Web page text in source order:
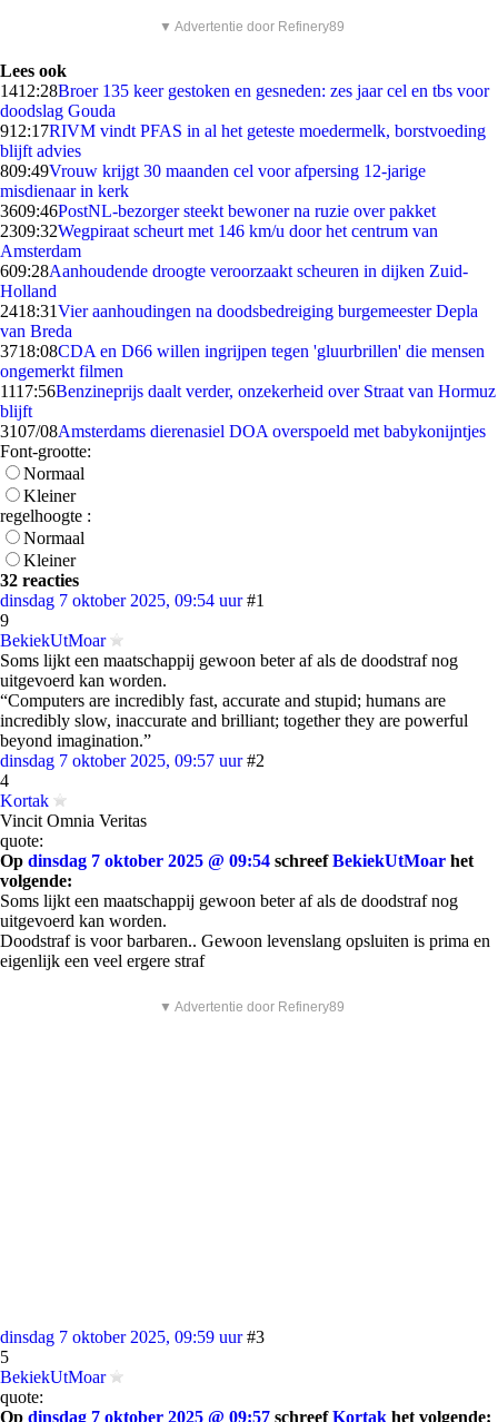
▼ Advertentie door Refinery89
Lees ook
1412:28Broer 135 keer gestoken en gesneden: zes jaar cel en tbs voor
doodslag Gouda
912:17RIVM vindt PFAS in al het geteste moedermelk, borstvoeding
blijft advies
809:49Vrouw krijgt 30 maanden cel voor afpersing 12-jarige
misdienaar in kerk
3609:46PostNL-bezorger steekt bewoner na ruzie over pakket
2309:32Wegpiraat scheurt met 146 km/u door het centrum van
Amsterdam
609:28Aanhoudende droogte veroorzaakt scheuren in dijken Zuid-
Holland
2418:31Vier aanhoudingen na doodsbedreiging burgemeester Depla
van Breda
3718:08CDA en D66 willen ingrijpen tegen 'gluurbrillen' die mensen
ongemerkt filmen
1117:56Benzineprijs daalt verder, onzekerheid over Straat van Hormuz
blijft
3107/08Amsterdams dierenasiel DOA overspoeld met babykonijntjes
Font-grootte:
Normaal
Kleiner
regelhoogte :
Normaal
Kleiner
32 reacties
dinsdag 7 oktober 2025, 09:54 uur #1
9
BekiekUtMoar
Soms lijkt een maatschappij gewoon beter af als de doodstraf nog
uitgevoerd kan worden.
“Computers are incredibly fast, accurate and stupid; humans are
incredibly slow, inaccurate and brilliant; together they are powerful
beyond imagination.”
dinsdag 7 oktober 2025, 09:57 uur #2
4
Kortak
Vincit Omnia Veritas
quote:
Op dinsdag 7 oktober 2025 @ 09:54 schreefBekiekUtMoar het
volgende:
Soms lijkt een maatschappij gewoon beter af als de doodstraf nog
uitgevoerd kan worden.
Doodstraf is voor barbaren.. Gewoon levenslang opsluiten is prima en
eigenlijk een veel ergere straf
▼ Advertentie door Refinery89
dinsdag 7 oktober 2025, 09:59 uur #3
5
BekiekUtMoar
quote:
Op dinsdag 7 oktober 2025 @ 09:57 schreefKortak het volgende: